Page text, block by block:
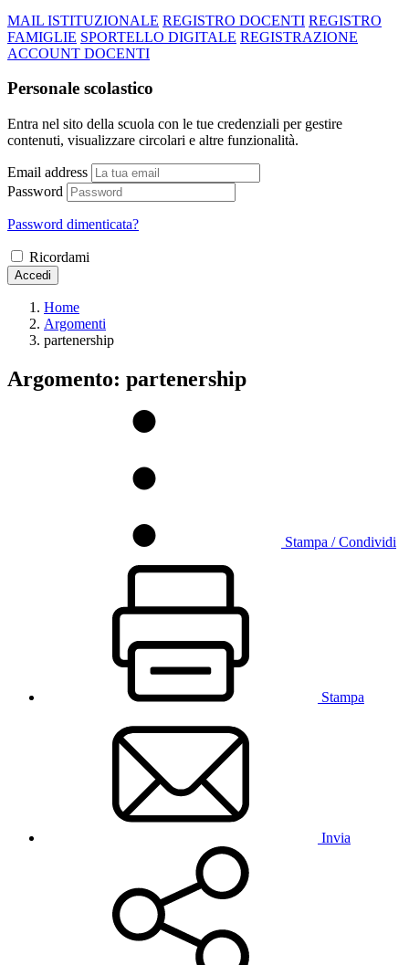
MAIL ISTITUZIONALE REGISTRO DOCENTI REGISTRO
FAMIGLIE SPORTELLO DIGITALE REGISTRAZIONE
ACCOUNT DOCENTI
Personale scolastico
Entra nel sito della scuola con le tue credenziali per gestire
contenuti, visualizzare circolari e altre funzionalità.
Email address
Password
Password dimenticata?
Ricordami
Accedi
Home
Argomenti
partenership
Argomento: partenership
Stampa / Condividi
Stampa
Invia